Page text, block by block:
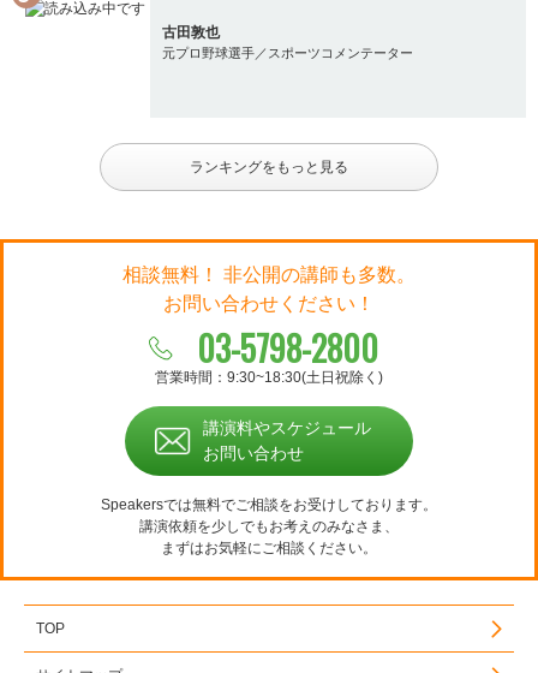
古田敦也
元プロ野球選手／スポーツコメンテーター
ランキングをもっと見る
相談無料！ 非公開の講師も多数。
お問い合わせください！
03-5798-2800
営業時間：9:30~18:30(土日祝除く)
講演料やスケジュール
お問い合わせ
Speakersでは無料でご相談をお受けしております。
講演依頼を少しでもお考えのみなさま、
まずはお気軽にご相談ください。
TOP